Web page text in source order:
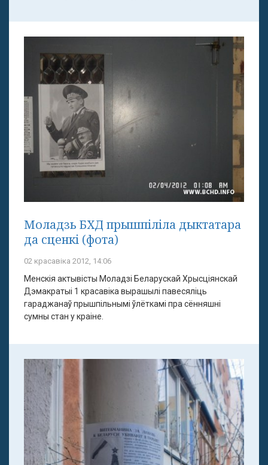
Моладзь БХД прышпіліла дыктатара
да сценкі (фота)
02 красавіка 2012, 14:06
Менскія актывісты Моладзі Беларускай Хрысціянскай
Дэмакратыі 1 красавіка вырашылі павесяліць
гараджанаў прышпільнымі ўлёткамі пра сённяшні
сумны стан у краіне.